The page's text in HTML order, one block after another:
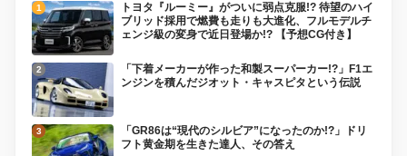
トヨタ『ルーミー』がついに弱点克服!? 待望のハイ
ブリッド採用で燃費も走りも大進化、フルモデルチ
ェンジ級の変身で近日登場か!? 【予想CG付き】
「下着メーカーが作った和製スーパーカー!?」F1エ
ンジンを積んだジオット・キャスピタという伝説
「GR86は“現代のシルビア”になったのか!?」ドリ
フト黄金期を生きた達人、その答え